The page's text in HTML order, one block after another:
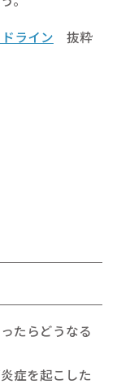
ライン 抜粋
たらどうなる
症を起こした